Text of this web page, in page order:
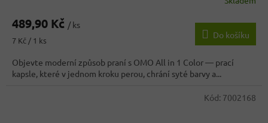
489,90 Kč / ks
Měrná
7 Kč / 1 ks
Do košíku
Objevte moderní způsob praní s OMO All in 1 Color — prací
kapsle, které v jednom kroku perou, chrání syté barvy a...
Kód: 7002168